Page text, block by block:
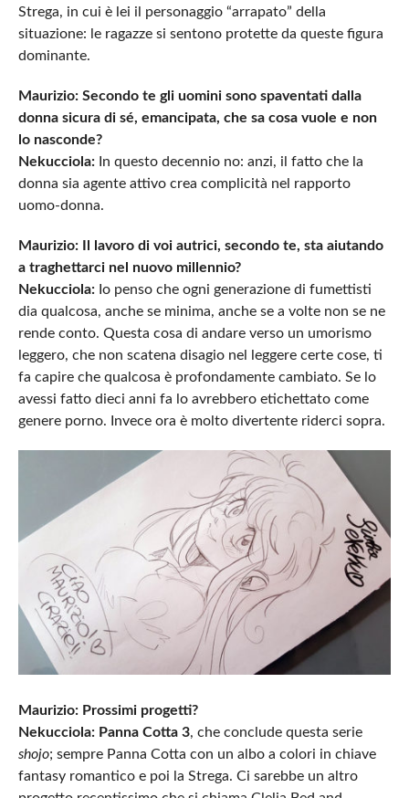
Strega, in cui è lei il personaggio “arrapato” della
situazione: le ragazze si sentono protette da queste figura
dominante.
Maurizio: Secondo te gli uomini sono spaventati dalla
donna sicura di sé, emancipata, che sa cosa vuole e non
lo nasconde?
Nekucciola: In questo decennio no: anzi, il fatto che la
donna sia agente attivo crea complicità nel rapporto
uomo-donna.
Maurizio: Il lavoro di voi autrici, secondo te, sta aiutando
a traghettarci nel nuovo millennio?
Nekucciola: Io penso che ogni generazione di fumettisti
dia qualcosa, anche se minima, anche se a volte non se ne
rende conto. Questa cosa di andare verso un umorismo
leggero, che non scatena disagio nel leggere certe cose, ti
fa capire che qualcosa è profondamente cambiato. Se lo
avessi fatto dieci anni fa lo avrebbero etichettato come
genere porno. Invece ora è molto divertente riderci sopra.
Maurizio: Prossimi progetti?
Nekucciola: Panna Cotta 3, che conclude questa serie
shojo; sempre Panna Cotta con un albo a colori in chiave
fantasy romantico e poi la Strega. Ci sarebbe un altro